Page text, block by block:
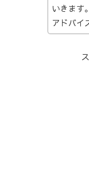
いきます。
アドバイ